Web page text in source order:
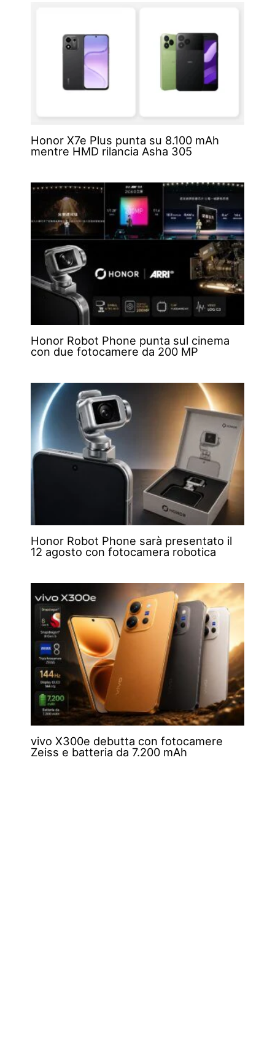
Honor X7e Plus punta su 8.100 mAh
mentre HMD rilancia Asha 305
Honor Robot Phone punta sul cinema
con due fotocamere da 200 MP
Honor Robot Phone sarà presentato il
12 agosto con fotocamera robotica
vivo X300e debutta con fotocamere
Zeiss e batteria da 7.200 mAh